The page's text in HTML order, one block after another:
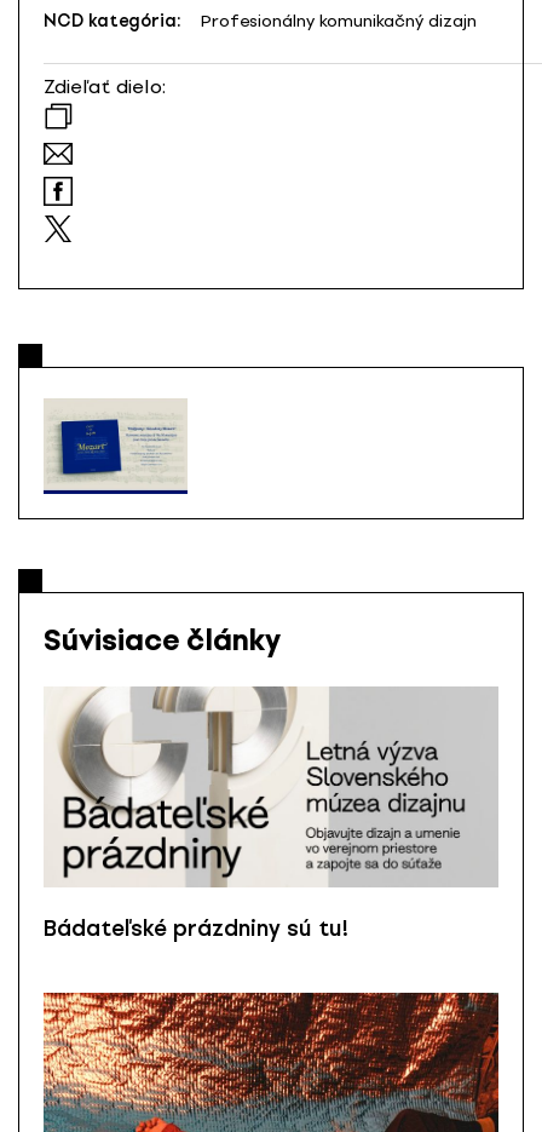
NCD kategória:
Profesionálny komunikačný dizajn
Zdieľať dielo:
Súvisiace články
Bádateľské prázdniny sú tu!